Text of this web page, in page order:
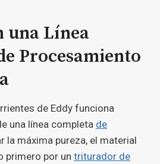
una Línea
Procesamiento
de Eddy funciona
una línea completa de
la máxima pureza, el material
primero por un triturador de